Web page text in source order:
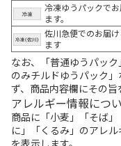
冷凍ゆうパックで
ます。
佐川急便でのお届け
ます
なお、「普通ゆうパッ
のみチルドゆうパック
ず、商品内容欄にその旨
アレルギー情報につ
商品に「小麦」「そば
に」「くるみ」のアレ
を表示します。